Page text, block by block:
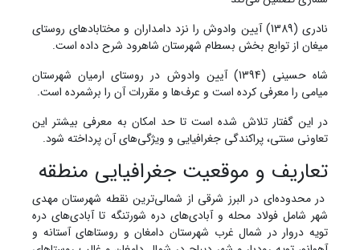
نادری (1389) آیین وادوش را نزد دامداران و مختابادهای روستای
میغان از توابع بخش بسطام شهرستان شاهرود شرح داده است.
شاه حسینی (1394) آیین وادوش در روستای ارمیان شهرستان
میامی را معرفی کرده است و عرف‌ها و مقررات آن را برشمرده است.
در این گفتار تلاش شده است تا حد امکان به معرفی بیشتر این
تعاونی سنتی، پراکندگی جغرافیایی و ویژگی‌های آن پرداخته شود.
تعاریف و موقعیت جغرافیایی منطقه
در محدوده‌ای در البرز شرقی از شمالی‌ترین نقطه شهرستان مهدی
شهر شامل فولاد محله و آبادی‌های دره شورتنگه تا آبادی‌های دره
تویه دروار در شمال غرب شهرستان دامغان و روستاهای آستانه و